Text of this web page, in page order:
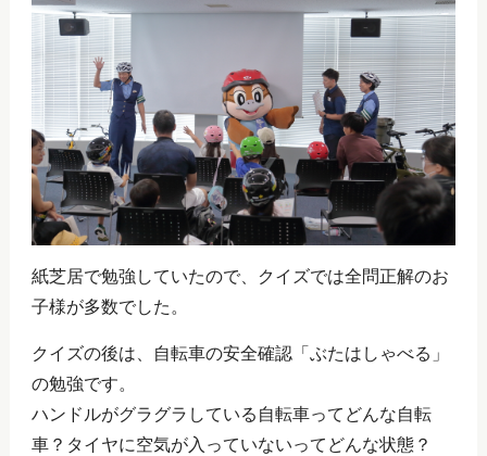
紙芝居で勉強していたので、クイズでは全問正解のお
子様が多数でした。
クイズの後は、自転車の安全確認「ぶたはしゃべる」
の勉強です。
ハンドルがグラグラしている自転車ってどんな自転
車？タイヤに空気が入っていないってどんな状態？